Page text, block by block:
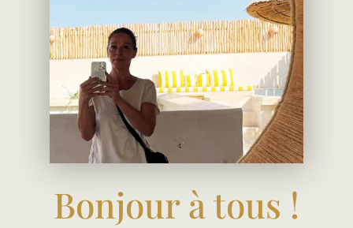
Bonjour à tous !